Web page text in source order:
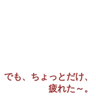
でも、ちょっとだけ、
疲れた～。